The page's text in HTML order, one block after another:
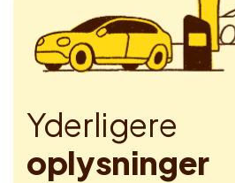
Yderligere
oplysninger